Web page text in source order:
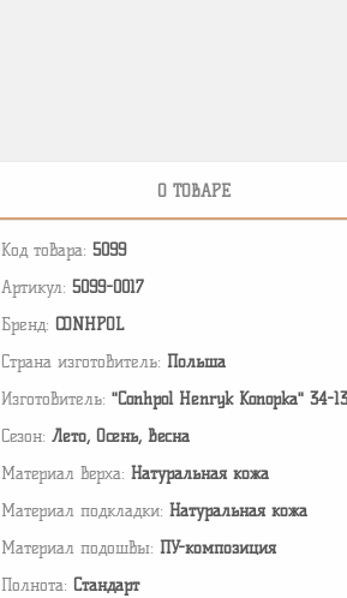
О ТОВАРЕ
Код товара: 5099
Артикул: 5099-0017
Бренд: CONHPOL
Страна изготовитель: Польша
Изготовитель: "Conhpol Henryk Konopka" 34-
Сезон: Лето, Осень, Весна
Материал верха: Натуральная кожа
Материал подкладки: Натуральная кожа
Материал подошвы: ПУ-композиция
Полнота: Стандарт